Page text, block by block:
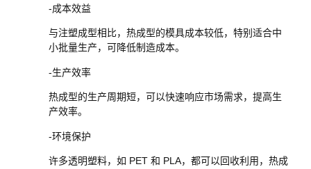
-成本效益
与注塑成型相比，热成型的模具成本较低，特别适合中
小批量生产，可降低制造成本。
-生产效率
热成型的生产周期短，可以快速响应市场需求，提高生
产效率。
-环境保护
许多透明塑料，如 PET 和 PLA，都可以回收利用，热成